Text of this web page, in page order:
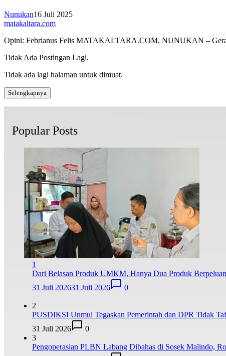
Nunukan16 Juli 2025
matakaltara.com
Opini: Febrianus Felis MATAKALTARA.COM, NUNUKAN –
Tidak Ada Postingan Lagi.
Tidak ada lagi halaman untuk dimuat.
Selengkapnya
Popular Posts
1
Dari Belasan Produk UMKM, Hanya Dua Produk
31 Juli 202631 Juli 2026 0
2
PUSDIKSI Unmul Tegaskan Pemerintah dan DPR Tidak
31 Juli 2026
0
3
Pengoperasian PLBN Labang Dibahas di Sosek Malindo,